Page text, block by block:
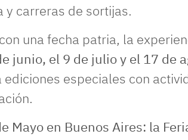
y carreras de sortijas.
una fecha patria, la
junio, el 9 de julio y el 17 de
ediciones especiales con